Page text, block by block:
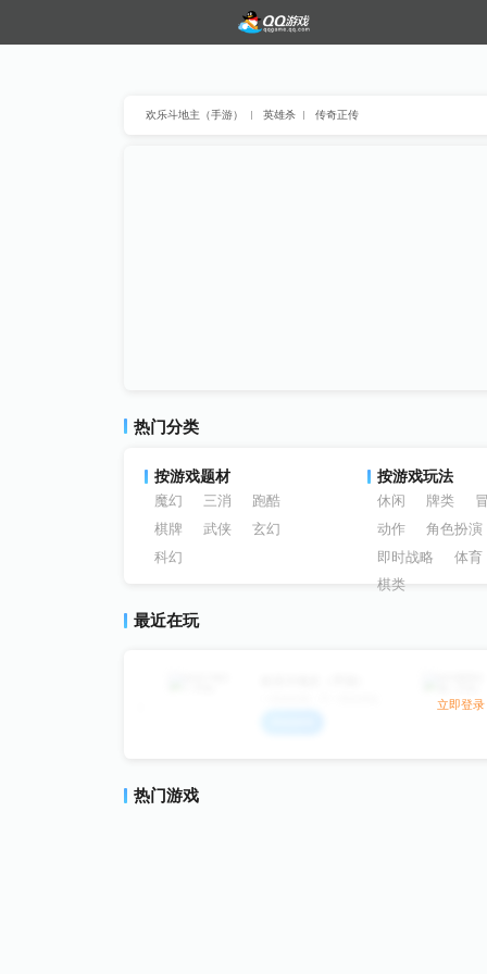
欢乐斗地主（手游） 英雄杀 传奇正传
热门分类
按游戏题材
魔幻 三消
跑酷
棋牌
武侠
玄幻
科幻
按游戏玩法
休闲 牌类
动作
角色扮演
即时战略
体育
棋类
最近在玩
立即登录
热门游戏